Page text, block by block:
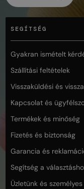
SEGÍTSÉG
Gyakran ismételt
Szállítási feltételek
Visszaküldési és
Kapcsolat és
Termékek és minőség
Fizetés és biztonság
Garancia és
Segítség a
Üzletünk és